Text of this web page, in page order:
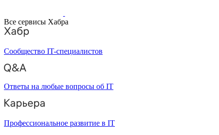
Все сервисы Хабра
Сообщество IT-специалистов
Ответы на любые вопросы об IT
Профессиональное развитие в IT